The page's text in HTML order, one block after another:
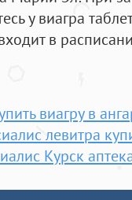
у виагра
в
виагру в
левитра
Курск